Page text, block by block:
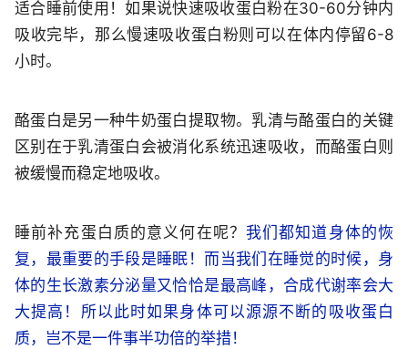
适合睡前使用！如果说快速吸收蛋白粉在30-60分钟内
吸收完毕，那么慢速吸收蛋白粉则可以在体内停留6-8
小时。
酪蛋白是另一种牛奶蛋白提取物。乳清与酪蛋白的关键
区别在于乳清蛋白会被消化系统迅速吸收，而酪蛋白则
被缓慢而稳定地吸收。
睡前补充蛋白质的意义何在呢？ 我们都知道身体的恢
复，最重要的手段是睡眠！而当我们在睡觉的时候，身
体的生长激素分泌量又恰恰是最高峰，合成代谢率会大
大提高！所以此时如果身体可以源源不断的吸收蛋白
质，岂不是一件事半功倍的举措！